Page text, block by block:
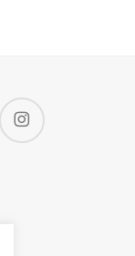
instagram